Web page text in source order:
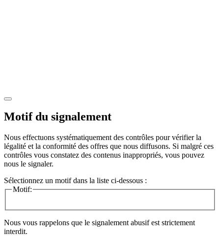
Motif du signalement
Nous effectuons systématiquement des contrôles pour vérifier la
légalité et la conformité des offres que nous diffusons. Si malgré ces
contrôles vous constatez des contenus inappropriés, vous pouvez
nous le signaler.
Sélectionnez un motif dans la liste ci-dessous :
Motif:
Nous vous rappelons que le signalement abusif est strictement
interdit.